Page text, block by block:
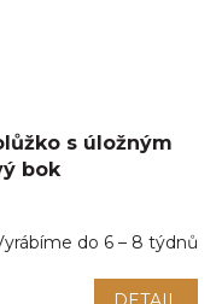
s úložným
bok
do 6 – 8 týdnů